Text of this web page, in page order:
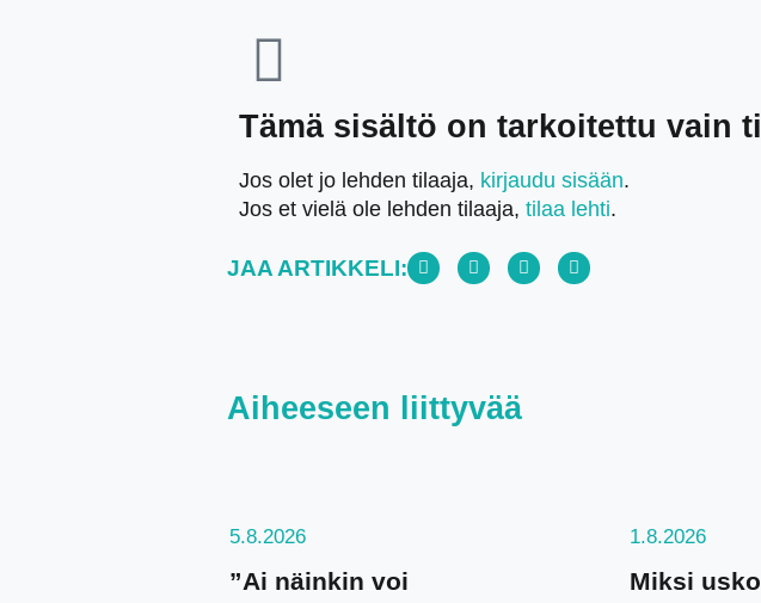
Tämä sisältö on tarkoitettu vain
Jos olet jo lehden tilaaja, kirjaudu sisään.
Jos et vielä ole lehden tilaaja, tilaa lehti.
JAA ARTIKKELI:
Aiheeseen liittyvää
5.8.2026
”Ai näinkin voi
1.8.2026
Miksi